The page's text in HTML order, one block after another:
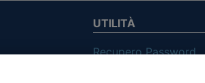
UTILITÀ
Recupero Password